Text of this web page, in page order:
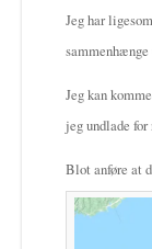
Jeg har
Jeg kan
jeg undlade
Blot anføre at